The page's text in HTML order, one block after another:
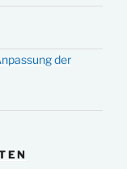
der